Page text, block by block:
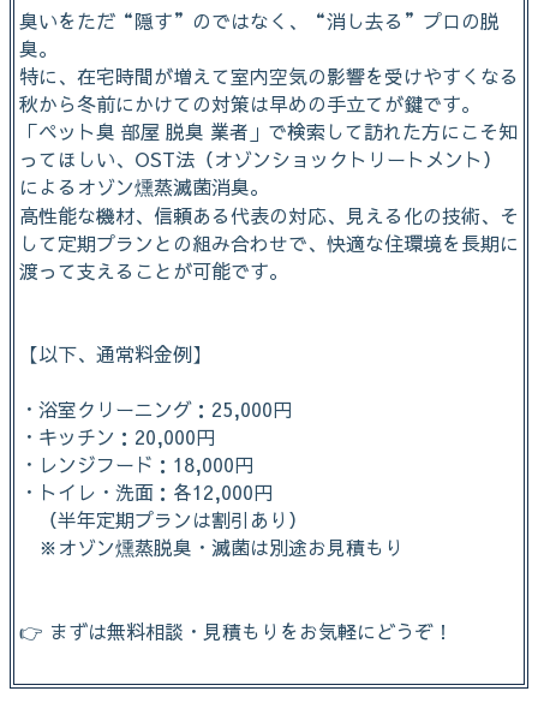
臭いをただ“隠す”のではなく、“消し去る”プロの脱
臭。
特に、在宅時間が増えて室内空気の影響を受けやすくなる
秋から冬前にかけての対策は早めの手立てが鍵です。
「ペット臭 部屋 脱臭 業者」で検索して訪れた方にこそ知
ってほしい、OST法（オゾンショックトリートメント）
によるオゾン燻蒸滅菌消臭。
高性能な機材、信頼ある代表の対応、見える化の技術、そ
して定期プランとの組み合わせで、快適な住環境を長期に
渡って支えることが可能です。
【以下、通常料金例】
・浴室クリーニング：25,000円
・キッチン：20,000円
・レンジフード：18,000円
・トイレ・洗面：各12,000円
（半年定期プランは割引あり）
※オゾン燻蒸脱臭・滅菌は別途お見積もり
👉 まずは無料相談・見積もりをお気軽にどうぞ！